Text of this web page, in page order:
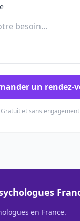
un rendez-
Gratuit et sans engagement
en France.